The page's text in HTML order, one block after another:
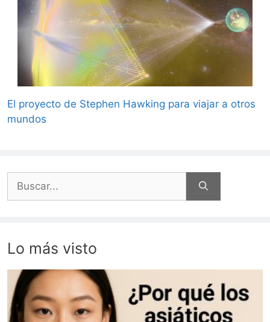
El proyecto de Stephen Hawking para viajar a otros
mundos
Lo más visto